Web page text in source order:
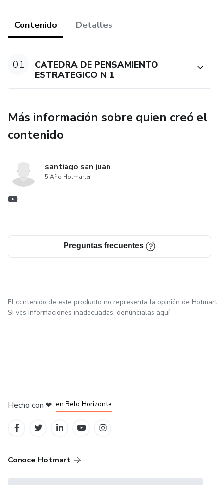
Contenido Detalles
01
CATEDRA DE PENSAMIENTO
ESTRATEGICO N 1
Más información sobre quien creó el
contenido
santiago san juan
5 Año Hotmarter
Preguntas frecuentes
El contenido de este producto no representa la opinión de Hotmart.
Si ves informaciones inadecuadas, denúncialas aquí
Hecho con ❤ en Belo Horizonte
Conoce Hotmart